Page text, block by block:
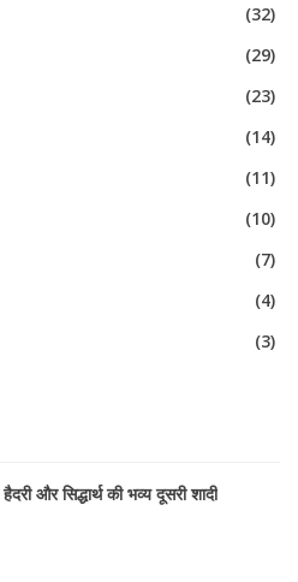
(32)
(29)
(23)
(14)
(11)
(10)
(7)
(4)
(3)
और सिद्धार्थ की भव्य दूसरी शादी